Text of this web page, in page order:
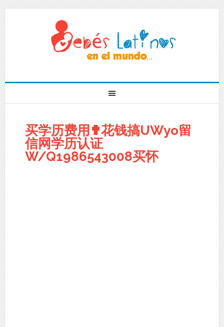
买学历费用✟花钱搞UWyo留
信网学历认证
W/Q1986543008买怀